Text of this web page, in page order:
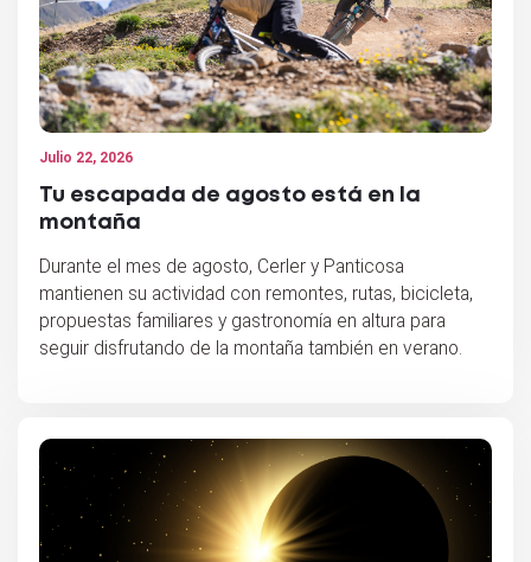
Julio 22, 2026
Tu escapada de agosto está en la
montaña
Durante el mes de agosto, Cerler y Panticosa
mantienen su actividad con remontes, rutas, bicicleta,
propuestas familiares y gastronomía en altura para
seguir disfrutando de la montaña también en verano.